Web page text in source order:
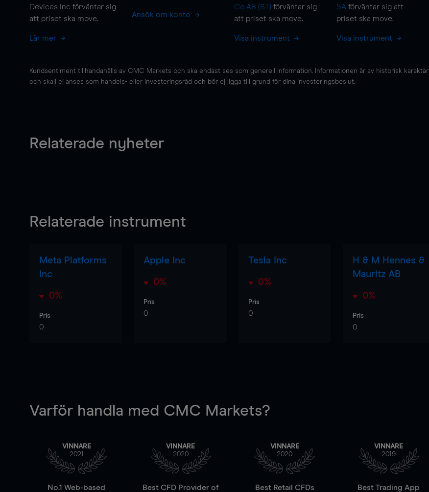
Devices Inc förväntar sig
att priset ska move.
Lär mer
Ansök om konto
Co AB (ST) förväntar sig
att priset ska move.
Visa instrument
SA förväntar sig att
priset ska move.
Visa instrument
Kundsentiment tillhandahålls av CMC Markets och ska endast ses som generell information. Informationen är av historisk karaktär
och skall ej anses som handels- eller investeringsråd och bör ej ligga till grund för dina investeringsbeslut.
Relaterade nyheter
Relaterade instrument
Meta Platforms
Inc
0%
Pris
0
Apple Inc
0%
Pris
0
Tesla Inc
0%
Pris
0
H & M Hennes &
Mauritz AB
0%
Pris
0
Varför handla med CMC Markets?
VINNARE
2021
No.1 Web-based
VINNARE
2020
Best CFD Provider of
VINNARE
2020
Best Retail CFDs
VINNARE
2019
Best Trading App